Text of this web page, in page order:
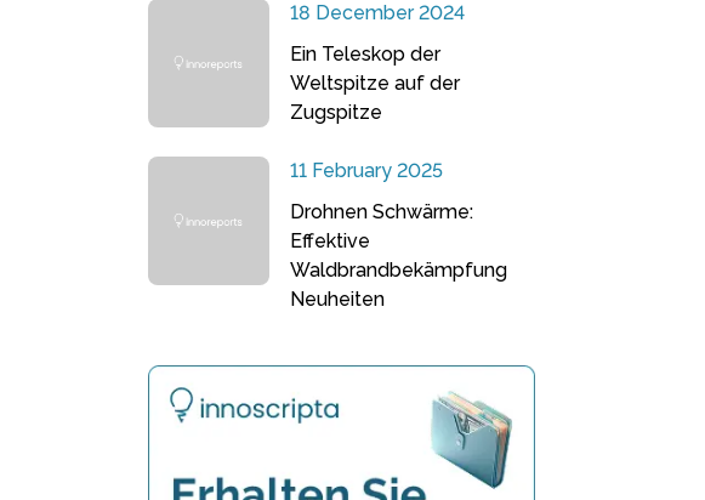
18 December 2024
Ein Teleskop der
Weltspitze auf der
Zugspitze
11 February 2025
Drohnen Schwärme:
Effektive
Waldbrandbekämpfung
Neuheiten